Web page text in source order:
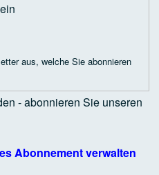
aus, welche Sie abonnieren
- abonnieren Sie unseren
Abonnement verwalten